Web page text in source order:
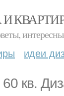
И
идеи
кв.